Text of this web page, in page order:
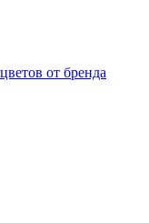
от бренда